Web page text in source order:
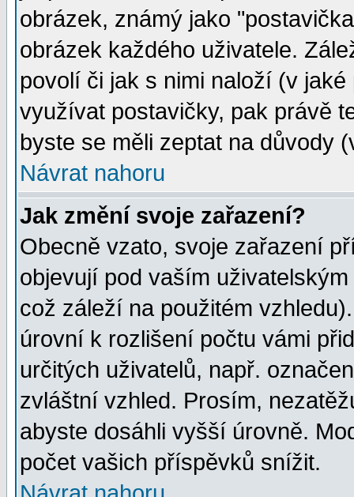
obrázek, známý jako
obrázek každého uživatele.
povolí či jak s nimi naloží (v
využívat postavičky, pak právě
byste se měli zeptat na důvody
Návrat nahoru
Jak změní svoje zařazení?
Obecně vzato, svoje zařazení
objevují pod vaším
což záleží na použitém
úrovní k rozlišení počtu vámi
určitých uživatelů, např.
zvláštní vzhled. Prosím,
abyste dosáhli vyšší úrovně.
počet vašich příspěvků snížit.